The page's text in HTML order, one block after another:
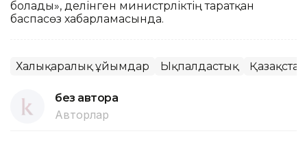
болады», делінген министрліктің таратқан
баспасөз хабарламасында.
Халықаралық ұйымдар Ықпалдастық
без автора
Авторлар